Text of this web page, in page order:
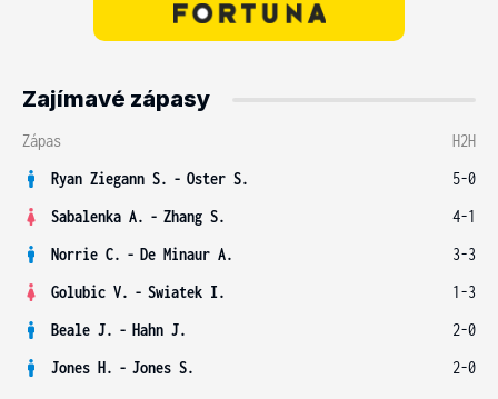
Zajímavé zápasy
Zápas
H2H
Ryan Ziegann S. - Oster S.
5-0
Sabalenka A. - Zhang S.
4-1
Norrie C. - De Minaur A.
3-3
Golubic V. - Swiatek I.
1-3
Beale J. - Hahn J.
2-0
Jones H. - Jones S. 2-0